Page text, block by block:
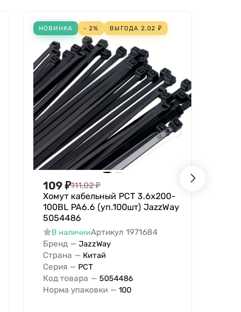
НОВИНКА - 2% ВЫГОДА 2,02 ₽
109₽111,02₽
Хомут кабельный PCT 3.6х200-
100BL PA6.6 (уп.100шт) JazzWay
5054486
В наличииАртикул 1971684
Бренд — JazzWay
Страна — Китай
Серия — PCT
Код товара — 5054486
Норма упаковки — 100